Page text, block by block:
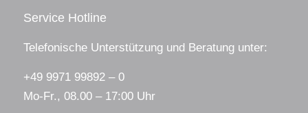
Service Hotline
Telefonische Unterstützung und Beratung unter:
+49 9971 99892 – 0
Mo-Fr., 08.00 – 17:00 Uhr